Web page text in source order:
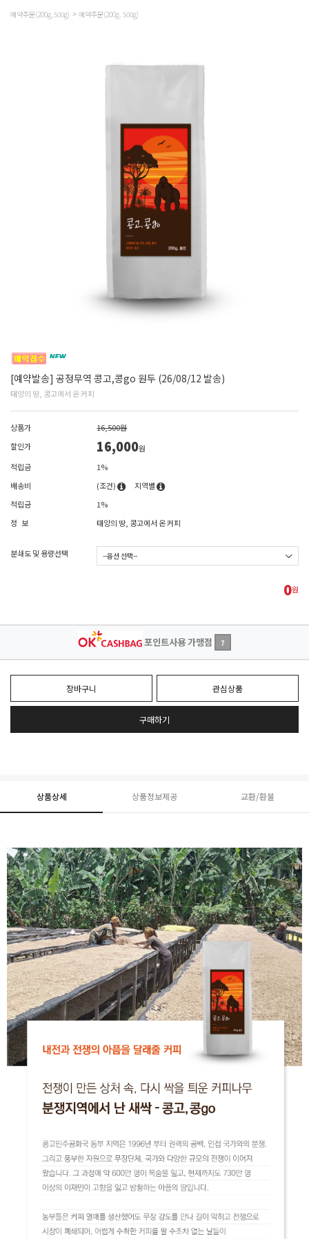
예약주문(200g, 500g) 예약주문(200g. 500g)
[예약발송] 공정무역 콩고,콩go 원두 (26/08/12 발송)
태양의 땅, 콩고에서 온 커피
상품가
16,500원
할인가
16,000원
적립금
1%
배송비
(조건)
지역별
적립금
1%
정 보
태양의 땅, 콩고에서 온 커피
분쇄도 및 용량선택
0원
포인트사용 가맹점 ?
장바구니 관심상품
구매하기
상품상세 상품정보제공 교환/환불